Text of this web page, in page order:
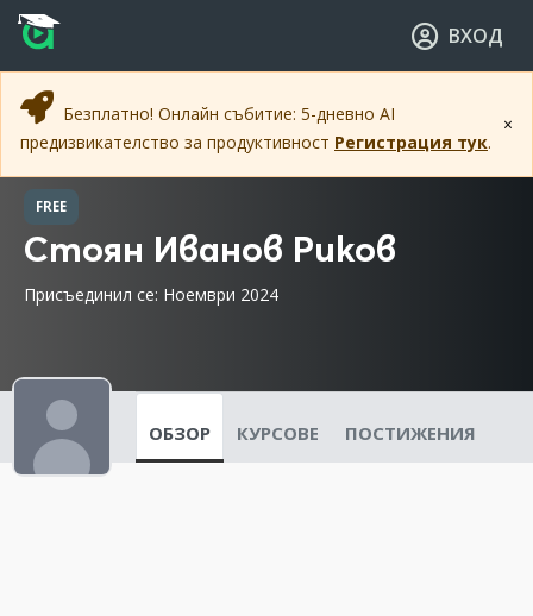
Прескочи към основното съдържание
Прескочи към навигацията
ВХОД
×
Безплатно! Онлайн събитие: 5-дневно AI
предизвикателство за продуктивност Регистрация тук.
FREE
Стоян Иванов Риков
Присъединил се: Ноември 2024
ОБЗОР КУРСОВЕ ПОСТИЖЕНИЯ